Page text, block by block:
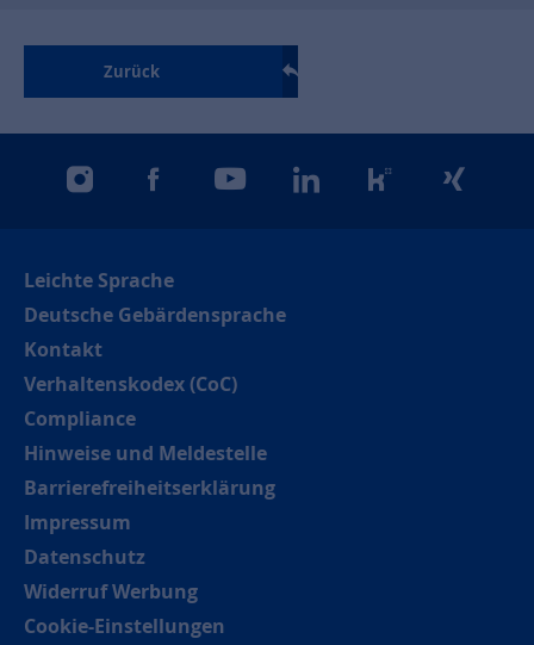
Zurück
instagramfacebookyoutubelinkedinkununuxing
Leichte Sprache
Deutsche Gebärdensprache
Kontakt
Verhaltenskodex (CoC)
Compliance
Hinweise und Meldestelle
Barrierefreiheitserklärung
Impressum
Datenschutz
Widerruf Werbung
Cookie-Einstellungen